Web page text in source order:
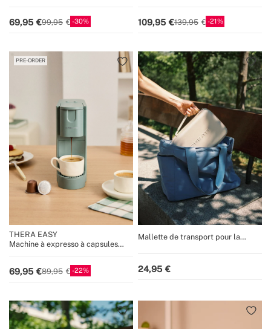
69,95 99,95 30 109,95 139,95 21
PRE-ORDER
THERA EASY
Machine à expresso à capsules
69,95 89,95 22
Mallette de transport pour la
24,95